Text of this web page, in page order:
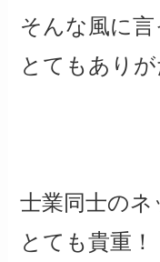
そんな風に
とてもあり
士業同士の
とても貴重！